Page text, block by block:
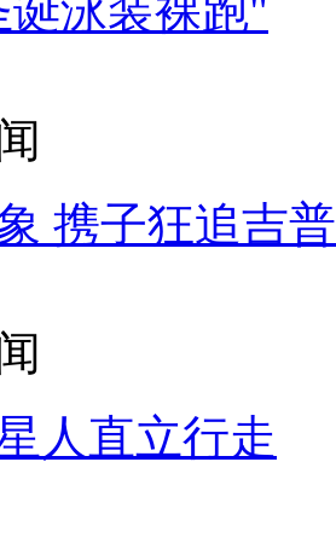
诞泳装裸跑"
携子狂追吉
人直立行走